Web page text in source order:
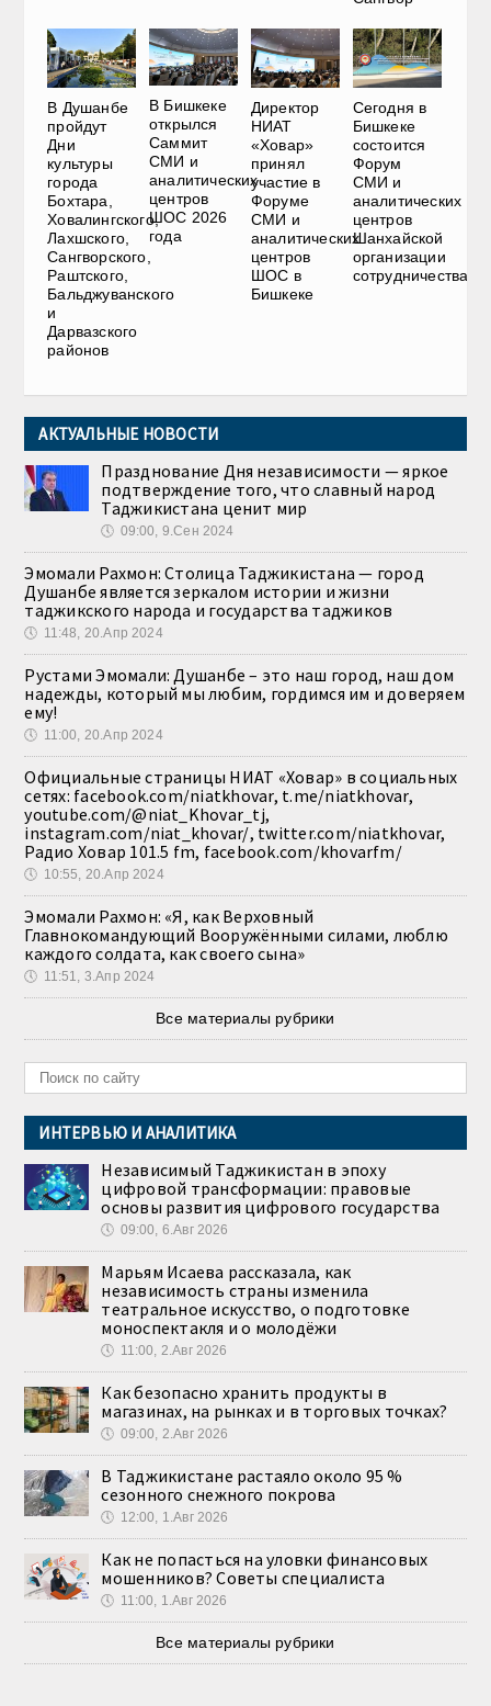
В Душанбе
пройдут
Дни
культуры
города
Бохтара,
Ховалингского,
Лахшского,
Сангворского,
Раштского,
Бальджуванского
и
Дарвазского
районов
В Бишкеке
открылся
Саммит
СМИ и
аналитических
центров
ШОС 2026
года
Директор
НИАТ
«Ховар»
принял
участие в
Форуме
СМИ и
аналитических
центров
ШОС в
Бишкеке
Сегодня в
Бишкеке
состоится
Форум
СМИ и
аналитических
центров
Шанхайской
организации
сотрудничества
АКТУАЛЬНЫЕ НОВОСТИ
Празднование Дня независимости — яркое
подтверждение того, что славный народ
Таджикистана ценит мир
🕔 09:00, 9.Сен 2024
Эмомали Рахмон: Столица Таджикистана — город
Душанбе является зеркалом истории и жизни
таджикского народа и государства таджиков
🕔 11:48, 20.Апр 2024
Рустами Эмомали: Душанбе – это наш город, наш дом
надежды, который мы любим, гордимся им и доверяем
ему!
🕔 11:00, 20.Апр 2024
Официальные страницы НИАТ «Ховар» в социальных
сетях: facebook.com/niatkhovar, t.me/niatkhovar,
youtube.com/@niat_Khovar_tj,
instagram.com/niat_khovar/, twitter.com/niatkhovar,
Радио Ховар 101.5 fm, facebook.com/khovarfm/
🕔 10:55, 20.Апр 2024
Эмомали Рахмон: «Я, как Верховный
Главнокомандующий Вооружёнными силами, люблю
каждого солдата, как своего сына»
🕔 11:51, 3.Апр 2024
Все материалы рубрики
ИНТЕРВЬЮ И АНАЛИТИКА
Независимый Таджикистан в эпоху
цифровой трансформации: правовые
основы развития цифрового государства
🕔 09:00, 6.Авг 2026
Марьям Исаева рассказала, как
независимость страны изменила
театральное искусство, о подготовке
моноспектакля и о молодёжи
🕔 11:00, 2.Авг 2026
Как безопасно хранить продукты в
магазинах, на рынках и в торговых точках?
🕔 09:00, 2.Авг 2026
В Таджикистане растаяло около 95 %
сезонного снежного покрова
🕔 12:00, 1.Авг 2026
Как не попасться на уловки финансовых
мошенников? Советы специалиста
🕔 11:00, 1.Авг 2026
Все материалы рубрики